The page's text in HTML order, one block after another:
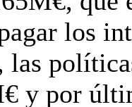
los
las
y por